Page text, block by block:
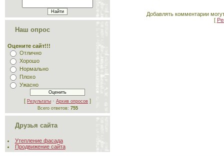
Наш опрос
Оцените сайт!!!
Отлично
Хорошо
Нормально
Плохо
Ужасно
[ Результаты · Архив опросов ]
Всего ответов: 755
Друзья сайта
Утепление фасада
Продвижение сайта
Добавлять комментарии
[